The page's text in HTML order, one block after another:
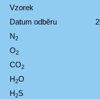
Vzorek
Datum odběru
N2
O2
CO2
H2O
H2S